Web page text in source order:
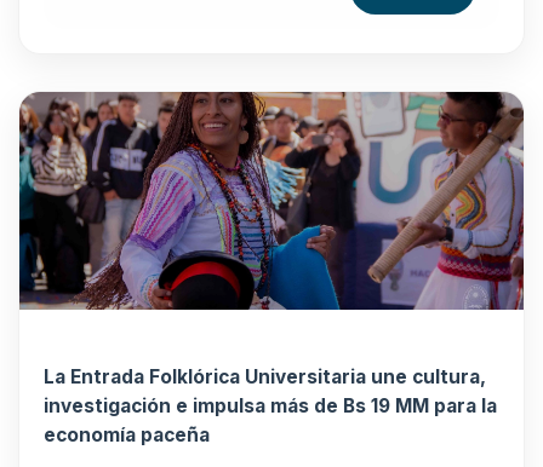
La Entrada Folklórica Universitaria une cultura,
investigación e impulsa más de Bs 19 MM para la
economía paceña